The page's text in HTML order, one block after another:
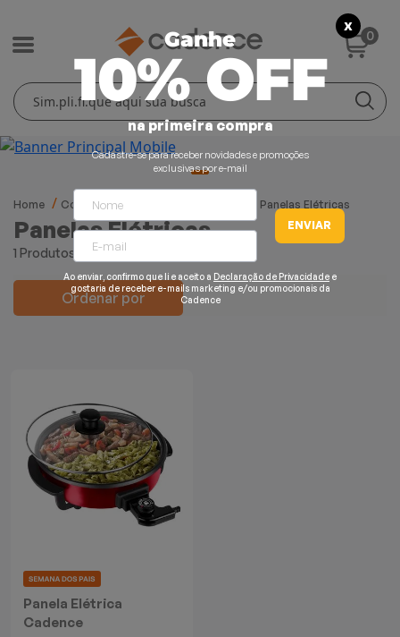
0
Home Cozinha Panelas Elétricas Panelas Elétricas
Panelas Elétricas
1 Produtos
Ordenar por
Panela Elétrica
Cadence
X
Ganhe
10% OFF
na primeira compra
Cadastre-se para receber novidades e promoções
exclusivas por e-mail
ENVIAR
Ao enviar, confirmo que li e aceito a Declaração de Privacidade e
gostaria de receber e-mails marketing e/ou promocionais da
Cadence
Cozinha
Grills e Sanduicheiras
Chaleiras Elétricas
Cafeteiras
Mixers
Processadores
Coifas
Lar
Conforto Térmico
Ventiladores
Cuidados Pessoais
Cortadores de Cabelo
Pranchas